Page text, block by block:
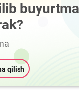
buyurtma
qilish